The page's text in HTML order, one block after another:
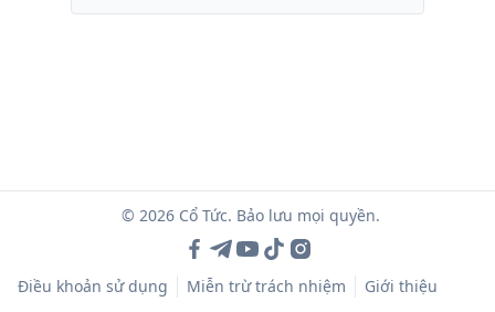
© 2026 Cổ Tức. Bảo lưu mọi quyền.
Điều khoản sử dụng Miễn trừ trách nhiệm Giới thiệu